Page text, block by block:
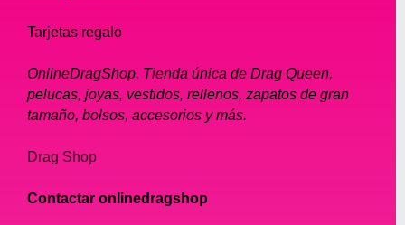
Tarjetas regalo
OnlineDragShop, Tienda única de Drag Queen,
pelucas, joyas, vestidos, rellenos, zapatos de gran
tamaño, bolsos, accesorios y más.
Drag Shop
Contactar onlinedragshop